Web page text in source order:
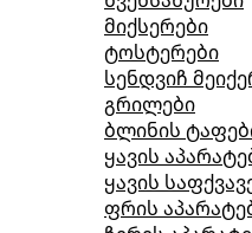
მიქსერები
ტოსტერები
სენდვიჩ
გრილები
ბლინის
ყავის
ყავის
ფრის